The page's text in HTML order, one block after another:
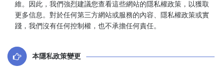
維。因此，我們強烈建議您查看這些網站的隱私權政策，以獲取
更多信息。對於任何第三方網站或服務的內容、隱私權政策或實
踐，我們沒有任何控制權，也不承擔任何責任。
本隱私政策變更